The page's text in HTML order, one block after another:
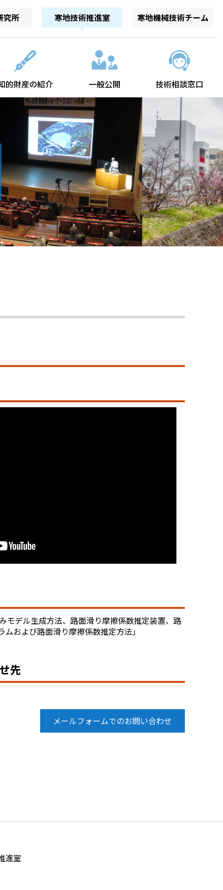
究所 寒地技術推進室 寒地機械技術チーム
的財産の紹介 一般公開 技術相談窓口
モデル生成方法、路面滑り摩擦係数推定装置、路
および路面滑り摩擦係数推定方法」
先
メールフォームでのお問い合わせ
進室